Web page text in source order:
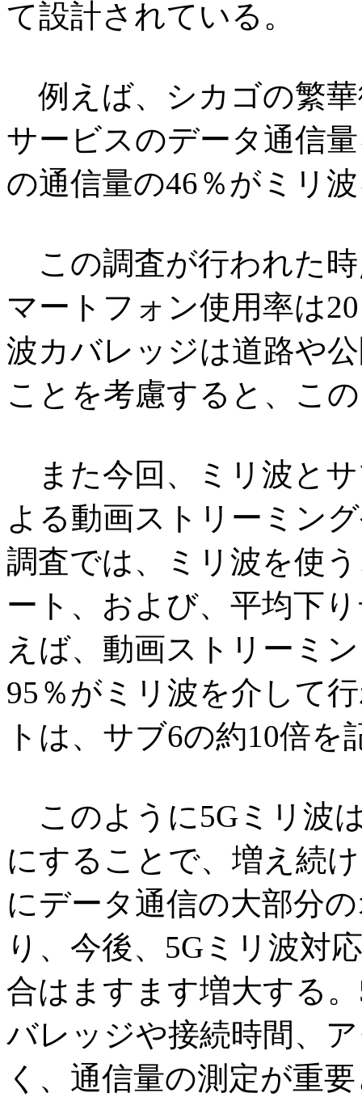
て設計されている。
例えば、シカゴの繁華
サービスのデータ通信
の通信量の46％がミリ
この調査が行われた時
マートフォン使用率は
波カバレッジは道路や
ことを考慮すると、こ
また今回、ミリ波と
よる動画ストリーミン
調査では、ミリ波を使
ート、および、平均下
えば、動画ストリーミ
95％がミリ波を介して
トは、サブ6の約10倍を
このように5Gミリ波
にすることで、増え続
にデータ通信の大部分
り、今後、5Gミリ波対
合はますます増大する
バレッジや接続時間、
く、通信量の測定が重